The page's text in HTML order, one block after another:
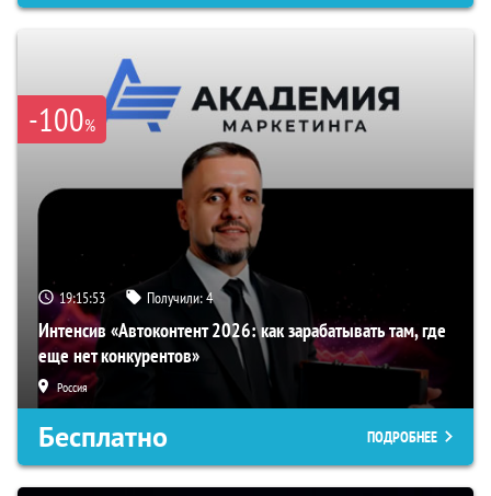
-100%
19:15:52 Получили:4
Интенсив «Автоконтент 2026: как зарабатывать там, где
еще нет конкурентов»
Россия
Бесплатно ПОДРОБНЕЕ